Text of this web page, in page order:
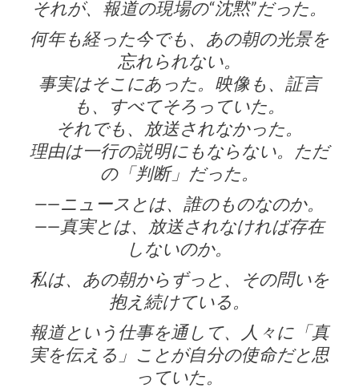
それが、報道の現場の“沈黙”だった。
何年も経った今でも、あの朝の光景を
忘れられない。
事実はそこにあった。映像も、証言
も、すべてそろっていた。
それでも、放送されなかった。
理由は一行の説明にもならない。ただ
の「判断」だった。
——ニュースとは、誰のものなのか。
——真実とは、放送されなければ存在
しないのか。
私は、あの朝からずっと、その問いを
抱え続けている。
報道という仕事を通して、人々に「真
実を伝える」ことが自分の使命だと思
っていた。